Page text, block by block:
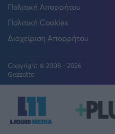
Πολιτική Απορρήτου
Πολιτική Cookies
Διαχείριση Απορρήτου
Copyright © 2008 - 2026
Gazzetta